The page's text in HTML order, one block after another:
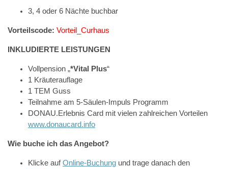
3, 4 oder 6 Nächte buchbar
Vorteilscode: Vorteil_Curhaus
INKLUDIERTE LEISTUNGEN
Vollpension „*Vital Plus“
1 Kräuterauflage
1 TEM Guss
Teilnahme am 5-Säulen-Impuls Programm
DONAU.Erlebnis Card mit vielen zahlreichen Vorteilen
www.donaucard.info
Wie buche ich das Angebot?
Klicke aufOnline-Buchung und trage danach den